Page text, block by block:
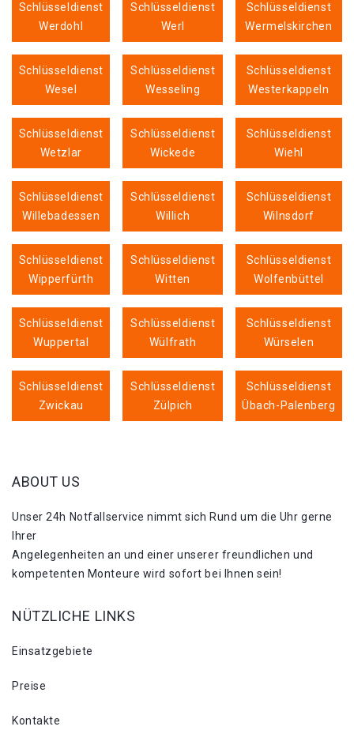
Schlüsseldienst
Werdohl
Schlüsseldienst
Werl
Schlüsseldienst
Wermelskirchen
Schlüsseldienst
Wesel
Schlüsseldienst
Wesseling
Schlüsseldienst
Westerkappeln
Schlüsseldienst
Wetzlar
Schlüsseldienst
Wickede
Schlüsseldienst
Wiehl
Schlüsseldienst
Willebadessen
Schlüsseldienst
Willich
Schlüsseldienst
Wilnsdorf
Schlüsseldienst
Wipperfürth
Schlüsseldienst
Witten
Schlüsseldienst
Wolfenbüttel
Schlüsseldienst
Wuppertal
Schlüsseldienst
Wülfrath
Schlüsseldienst
Würselen
Schlüsseldienst
Zwickau
Schlüsseldienst
Zülpich
Schlüsseldienst
Übach-Palenberg
ABOUT US
Unser 24h Notfallservice nimmt sich Rund um die Uhr gerne
Ihrer
Angelegenheiten an und einer unserer freundlichen und
kompetenten Monteure wird sofort bei Ihnen sein!
NÜTZLICHE LINKS
Einsatzgebiete
Preise
Kontakte